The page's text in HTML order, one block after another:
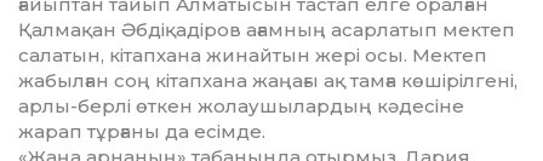
ғайыптан тайып Алматысын тастап елге оралған
Қалмақан Әбдіқадіров ағамның асарлатып мектеп
салатын, кітапхана жинай­тын жері осы. Мектеп
жабылған соң кітапхана жаңағы ақ тамға көшірілгені,
арлы-берлі өткен жолаушылардың кәдесіне
жарап тұрғаны да есімде.